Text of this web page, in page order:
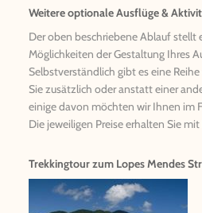
Weitere optionale Ausflüge &
Der oben beschriebene Ablauf stellt
Möglichkeiten der Gestaltung Ihres
Selbstverständlich gibt es eine
Sie zusätzlich oder anstatt einer
einige davon möchten wir Ihnen im
Die jeweiligen Preise erhalten Sie
Trekkingtour zum Lopes Mendes